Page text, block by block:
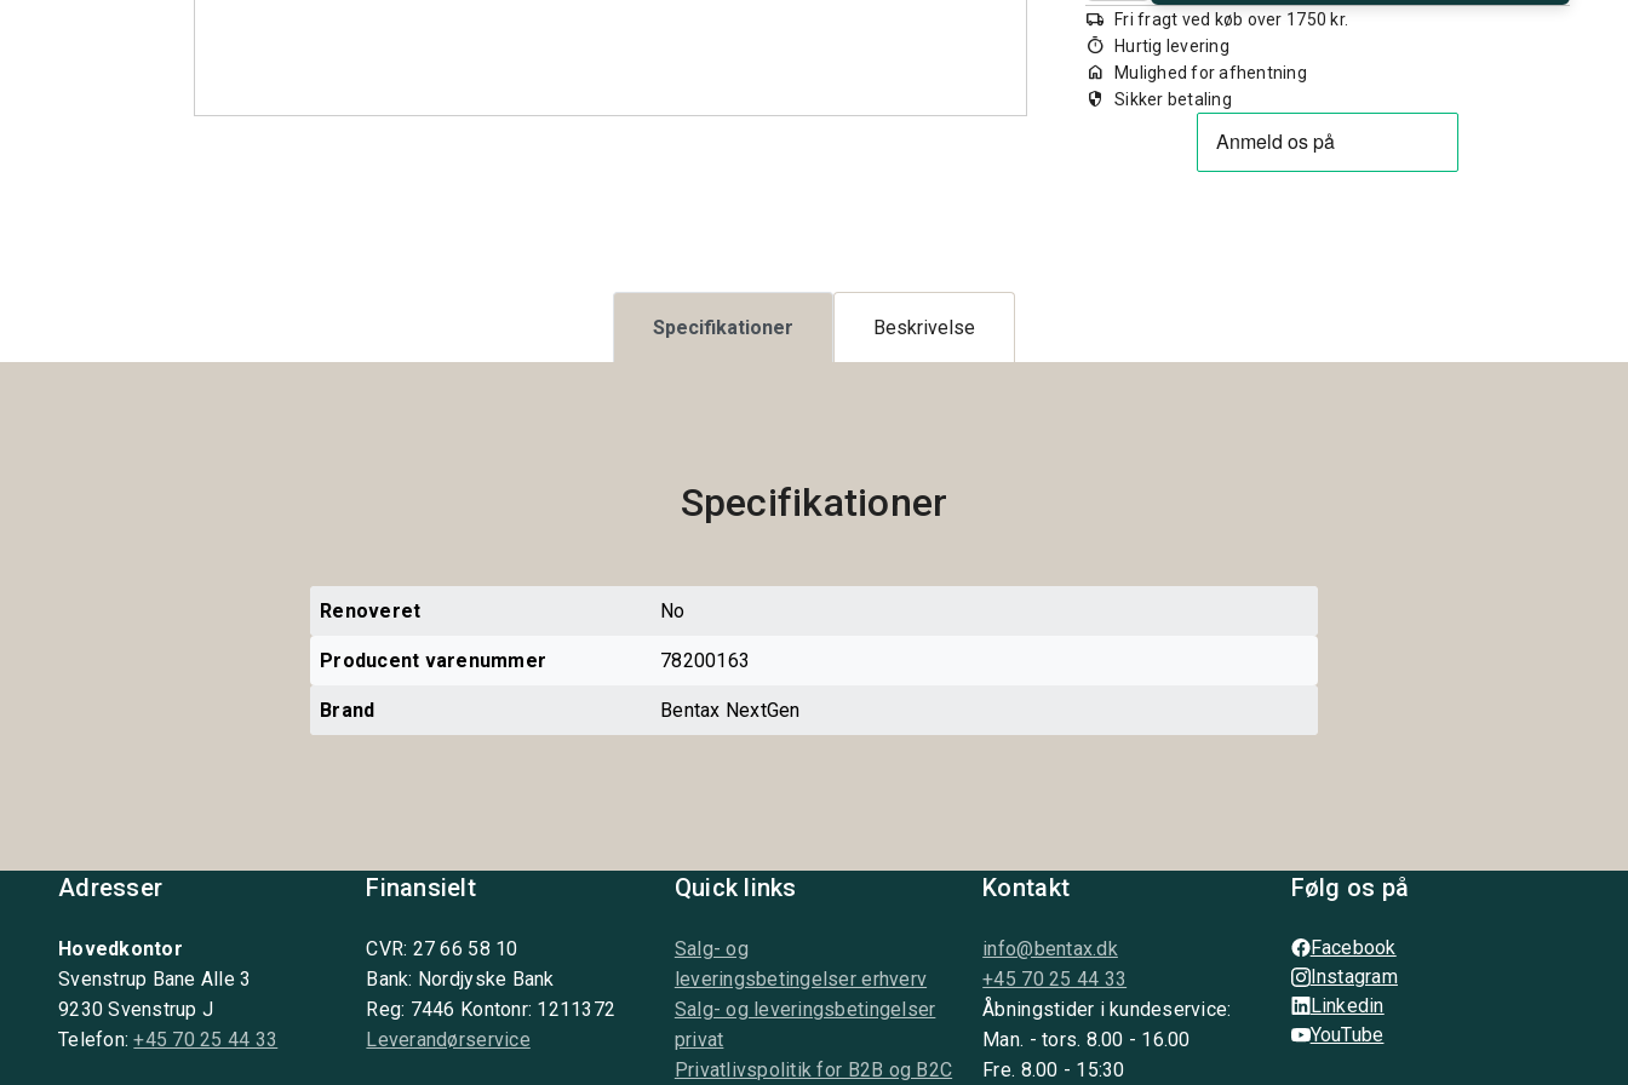
local_shipping Fri fragt ved køb over 1750 kr.
timer Hurtig levering
home Mulighed for afhentning
security Sikker betaling
Specifikationer Beskrivelse
Specifikationer
Renoveret No
Producent varenummer 78200163
Brand Bentax NextGen
Adresser
Hovedkontor
Svenstrup Bane Alle 3
9230 Svenstrup J
Telefon:+45 70 25 44 33
Finansielt
CVR: 27 66 58 10
Bank: Nordjyske Bank
Reg: 7446 Kontonr: 1211372
Leverandørservice
Quick links
Salg- og
leveringsbetingelser erhverv
Salg- og leveringsbetingelser
privat
Privatlivspolitik for B2B og B2C
Kontakt
info@bentax.dk
+45 70 25 44 33
Åbningstider i kundeservice:
Man. - tors. 8.00 - 16.00
Fre. 8.00 - 15:30
Følg os på
Facebook
Instagram
Linkedin
YouTube